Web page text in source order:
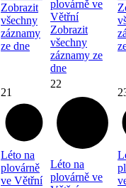
Zobrazit
všechny
záznamy
ze dne
plovárně ve
Větřní
Zobrazit
všechny
záznamy ze
dne
21
Léto na
plovárně
ve Větřní
22
Léto na
plovárně ve